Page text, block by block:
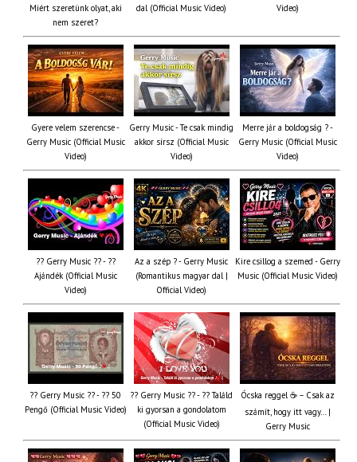
Miért szeretünk olyat, aki
nem szeret?
dal (Official Music Video)
Video)
Gyere velem szerencse -
Gerry Music (Official Music
Video)
Gerry Music - Te csak mindig
akkor sírsz (Official Music
Video)
Merre jár a boldogság ? -
Gerry Music (Official Music
Video)
?? Gerry Music ?? - ??
Ajándék (Official Music
Video)
Az a szép ? - Gerry Music
(Romantikus magyar dal |
Official Video)
Kire csillog a szemed - Gerry
Music (Official Music Video)
?? Gerry Music ?? - ?? 50
Pengő (Official Music Video)
?? Gerry Music ?? - ?? Találd
ki gyorsan a gondolatom
(Official Music Video)
Ócska reggel ☕ – Csak az
számít, hogy itt vagy… |
Gerry Music